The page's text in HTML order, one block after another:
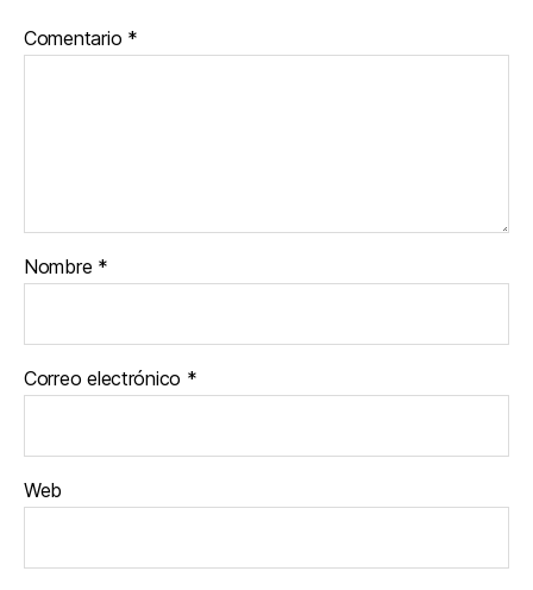
Comentario *
Nombre *
Correo electrónico *
Web